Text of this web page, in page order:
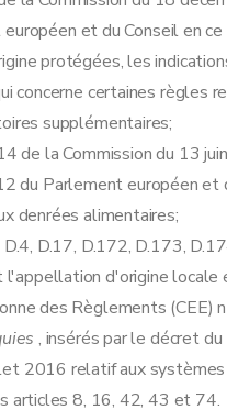
dégustation
et du Conseil en
protégées, les
certaines règles
supplémentaires;
de la Commission du 13
du Parlement européen et
denrées alimentaires;
D.17, D.172, D.173,
d'origine
des Règlements (CEE) n
, insérés par le décret
2016 relatif aux
articles 8, 16, 42, 43 et 74.